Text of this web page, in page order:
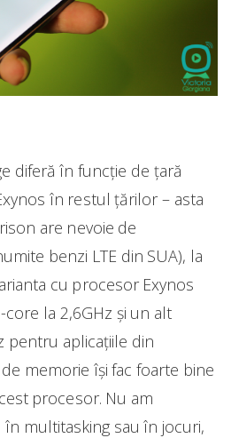
diferă în funcție de țară
în restul țărilor – asta
are nevoie de
benzi LTE din SUA), la
cu procesor Exynos
la 2,6GHz și un alt
pentru aplicațiile din
memorie își fac foarte bine
procesor. Nu am
multitasking sau în jocuri,